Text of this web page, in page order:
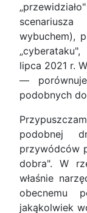
wybuchem),
lipca 2021 r.
—
podobnych do
podobnej
przywódców
dobra". W
właśnie
obecnemu
jakąkolwiek